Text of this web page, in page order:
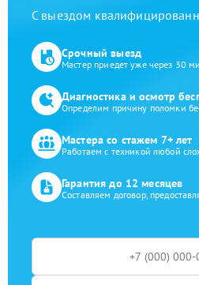
С выездом
Срочный выезд
Мастер приедет уже через 30
Диагностика и осмотр
Определим причину поломки
Мастера со стажем 7+ лет
Работаем с техникой любой
Гарантия до 12 месяцев
Составляем договор,